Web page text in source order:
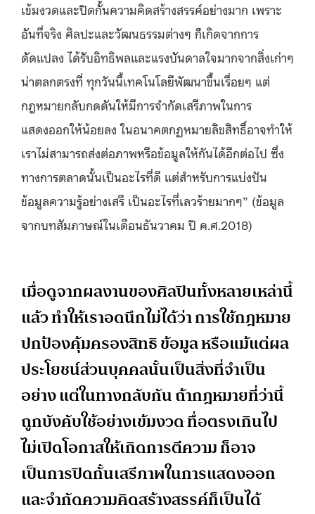
เข้มงวดและปิดกั้นความคิดสร้างสรรค์อย่างมาก เพราะ
อันที่จริง ศิลปะและวัฒนธรรมต่างๆ ก็เกิดจากการ
ดัดแปลง ได้รับอิทธิพลและแรงบันดาลใจมากจากสิ่งเก่าๆ
น่าตลกตรงที่ ทุกวันนี้เทคโนโลยีพัฒนาขึ้นเรื่อยๆ แต่
กฎหมายกลับกดดันให้มีการจำกัดเสรีภาพในการ
แสดงออกให้น้อยลง ในอนาคตกฏหมายลิขสิทธิ์อาจทำให้
เราไม่สามารถส่งต่อภาพหรือข้อมูลให้กันได้อีกต่อไป ซึ่ง
ทางการตลาดนั้นเป็นอะไรที่ดี แต่สำหรับการแบ่งปัน
ข้อมูลความรู้อย่างเสรี เป็นอะไรที่เลวร้ายมากๆ” (ข้อมูล
จากบทสัมภาษณ์ในเดือนธันวาคม ปี ค.ศ.2018)
เมื่อดูจากผลงานของศิลปินทั้งหลายเหล่านี้
แล้ว ทำให้เราอดนึกไม่ได้ว่า การใช้กฎหมาย
ปกป้องคุ้มครองสิทธิ ข้อมูล หรือแม้แต่ผล
ประโยชน์ส่วนบุคคลนั้นเป็นสิ่งที่จำเป็น
อย่าง แต่ในทางกลับกัน ถ้ากฎหมายที่ว่านี้
ถูกบังคับใช้อย่างเข้มงวดทื่อตรงเกินไป
ไม่เปิดโอกาสให้เกิดการตีความ ก็อาจ
เป็นการปิดกั้นเสรีภาพในการแสดงออก
และจำกัดความคิดสร้างสรรค์ก็เป็นได้